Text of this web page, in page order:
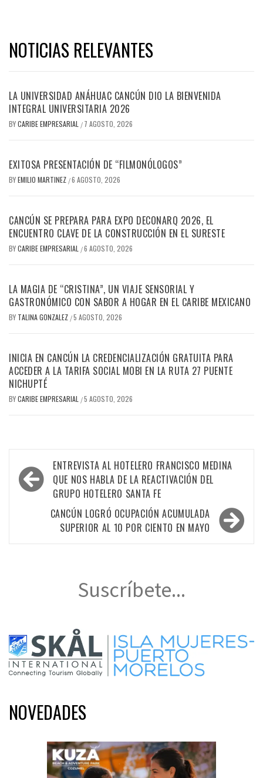
NOTICIAS RELEVANTES
LA UNIVERSIDAD ANÁHUAC CANCÚN DIO LA BIENVENIDA
INTEGRAL UNIVERSITARIA 2026
BYCARIBE EMPRESARIAL / 7 AGOSTO, 2026
EXITOSA PRESENTACIÓN DE “FILMONÓLOGOS”
BYEMILIO MARTINEZ /6 AGOSTO, 2026
CANCÚN SE PREPARA PARA EXPO DECONARQ 2026, EL
ENCUENTRO CLAVE DE LA CONSTRUCCIÓN EN EL SURESTE
BYCARIBE EMPRESARIAL /6 AGOSTO, 2026
LA MAGIA DE “CRISTINA”, UN VIAJE SENSORIAL Y
GASTRONÓMICO CON SABOR A HOGAR EN EL CARIBE MEXICANO
BY TALINA GONZALEZ /5 AGOSTO, 2026
INICIA EN CANCÚN LA CREDENCIALIZACIÓN GRATUITA PARA
ACCEDER A LA TARIFA SOCIAL MOBI EN LA RUTA 27 PUENTE
NICHUPTÉ
BYCARIBE EMPRESARIAL /5 AGOSTO, 2026
Navegación
de
entradas
ENTREVISTA AL HOTELERO FRANCISCO MEDINA
QUE NOS HABLA DE LA REACTIVACIÓN DEL
GRUPO HOTELERO SANTA FE
CANCÚN LOGRÓ OCUPACIÓN ACUMULADA
SUPERIOR AL 10 POR CIENTO EN MAYO
Suscríbete...
NOVEDADES